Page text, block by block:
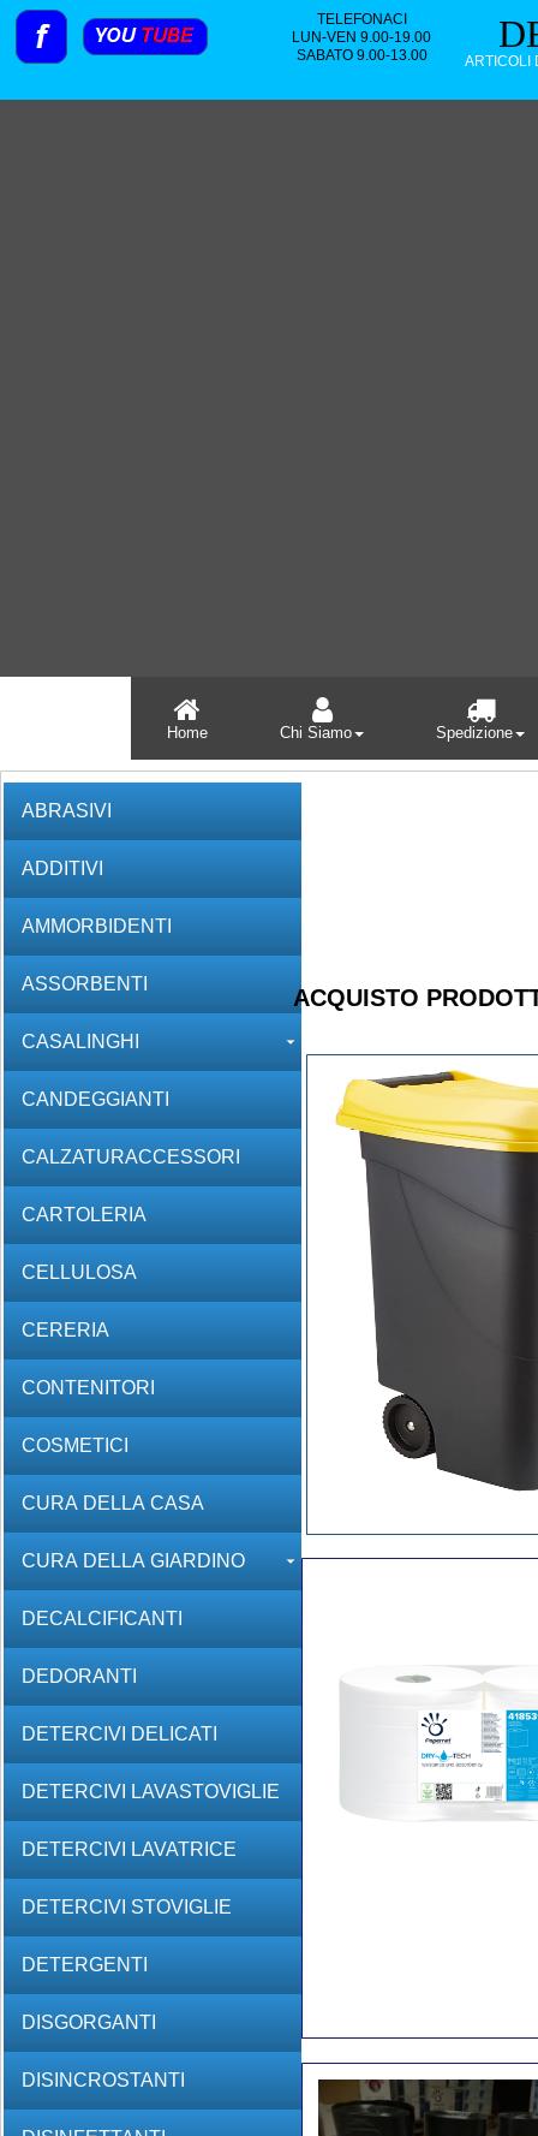
Home Chi Siamo Spedizione
ABRASIVI
ADDITIVI
AMMORBIDENTI
ASSORBENTI
CASALINGHI
CANDEGGIANTI
CALZATURACCESSORI
CARTOLERIA
CELLULOSA
CERERIA
CONTENITORI
COSMETICI
CURA DELLA CASA
CURA DELLA GIARDINO
DECALCIFICANTI
DEDORANTI
DETERCIVI DELICATI
DETERCIVI LAVASTOVIGLIE
DETERCIVI LAVATRICE
DETERCIVI STOVIGLIE
DETERGENTI
DISGORGANTI
DISINCROSTANTI
ACQUISTO
ARTICOLI
TELEFONACI
LUN-VEN 9.00-19.00
SABATO 9.00-13.00